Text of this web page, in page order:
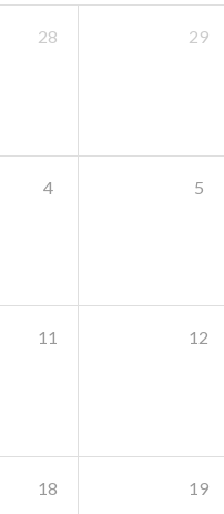
28 29
4 5
11 12
18 19